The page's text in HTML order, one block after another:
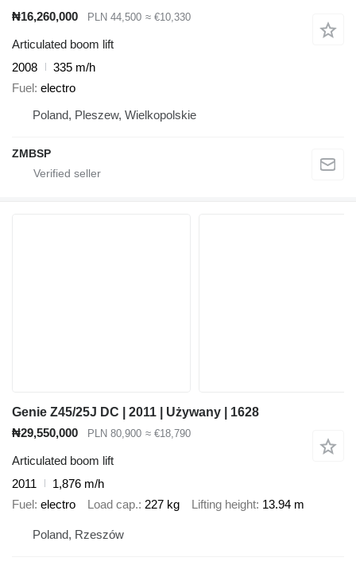
₦16,260,000
PLN 44,500 ≈ €10,330
Articulated boom lift
2008
335 m/h
Fuel electro
Poland, Pleszew, Wielkopolskie
ZMBSP
Genie Z45/25J DC | 2011 | Używany | 1628
₦29,550,000
PLN 80,900 ≈ €18,790
Articulated boom lift
2011
1,876 m/h
Fuel
electro Load cap. 227 kg Lifting height 13.94 m
Poland, Rzeszów